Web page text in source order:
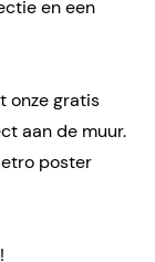
en een
onze gratis
aan de muur.
poster